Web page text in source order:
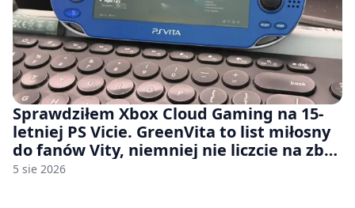
Sprawdziłem Xbox Cloud Gaming na 15-
letniej PS Vicie. GreenVita to list miłosny
do fanów Vity, niemniej nie liczcie na zbyt
wiele [FELIETON]
5 sie 2026